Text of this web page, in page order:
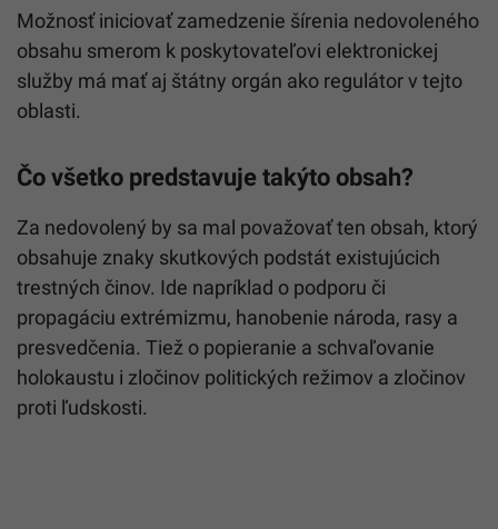
Možnosť iniciovať zamedzenie šírenia nedovoleného
obsahu smerom k poskytovateľovi elektronickej
služby má mať aj štátny orgán ako regulátor v tejto
oblasti.
Čo všetko predstavuje takýto obsah?
Za nedovolený by sa mal považovať ten obsah, ktorý
obsahuje znaky skutkových podstát existujúcich
trestných činov. Ide napríklad o podporu či
propagáciu extrémizmu, hanobenie národa, rasy a
presvedčenia. Tiež o popieranie a schvaľovanie
holokaustu i zločinov politických režimov a zločinov
proti ľudskosti.